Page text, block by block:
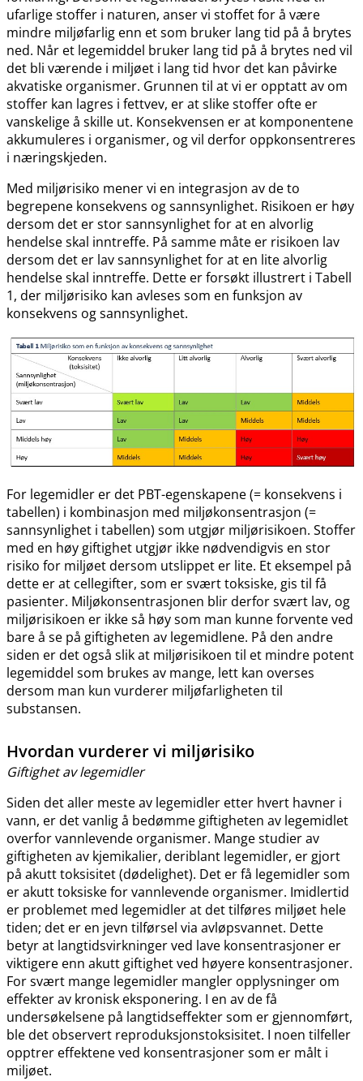
ufarlige stoffer i naturen, anser vi stoffet for å være
mindre miljøfarlig enn et som bruker lang tid på å brytes
ned. Når et legemiddel bruker lang tid på å brytes ned vil
det bli værende i miljøet i lang tid hvor det kan påvirke
akvatiske organismer. Grunnen til at vi er opptatt av om
stoffer kan lagres i fettvev, er at slike stoffer ofte er
vanskelige å skille ut. Konsekvensen er at komponentene
akkumuleres i organismer, og vil derfor oppkonsentreres
i næringskjeden.
Med miljørisiko mener vi en integrasjon av de to
begrepene konsekvens og sannsynlighet. Risikoen er høy
dersom det er stor sannsynlighet for at en alvorlig
hendelse skal inntreffe. På samme måte er risikoen lav
dersom det er lav sannsynlighet for at en lite alvorlig
hendelse skal inntreffe. Dette er forsøkt illustrert i Tabell
1, der miljørisiko kan avleses som en funksjon av
konsekvens og sannsynlighet.
For legemidler er det PBT-egenskapene (= konsekvens i
tabellen) i kombinasjon med miljøkonsentrasjon (=
sannsynlighet i tabellen) som utgjør miljørisikoen. Stoffer
med en høy giftighet utgjør ikke nødvendigvis en stor
risiko for miljøet dersom utslippet er lite. Et eksempel på
dette er at cellegifter, som er svært toksiske, gis til få
pasienter. Miljøkonsentrasjonen blir derfor svært lav, og
miljørisikoen er ikke så høy som man kunne forvente ved
bare å se på giftigheten av legemidlene. På den andre
siden er det også slik at miljørisikoen til et mindre potent
legemiddel som brukes av mange, lett kan overses
dersom man kun vurderer miljøfarligheten til
substansen.
Hvordan vurderer vi miljørisiko
Giftighet av legemidler
Siden det aller meste av legemidler etter hvert havner i
vann, er det vanlig å bedømme giftigheten av legemidlet
overfor vannlevende organismer. Mange studier av
giftigheten av kjemikalier, deriblant legemidler, er gjort
på akutt toksisitet (dødelighet). Det er få legemidler som
er akutt toksiske for vannlevende organismer. Imidlertid
er problemet med legemidler at det tilføres miljøet hele
tiden; det er en jevn tilførsel via avløpsvannet. Dette
betyr at langtidsvirkninger ved lave konsentrasjoner er
viktigere enn akutt giftighet ved høyere konsentrasjoner.
For svært mange legemidler mangler opplysninger om
effekter av kronisk eksponering. I en av de få
undersøkelsene på langtidseffekter som er gjennomført,
ble det observert reproduksjonstoksisitet. I noen tilfeller
opptrer effektene ved konsentrasjoner som er målt i
miljøet.